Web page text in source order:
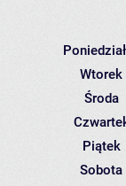
Wtorek
Środa
Piątek
Sobota